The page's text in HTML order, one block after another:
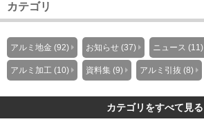
カテゴリ
アルミ地金 (92) お知らせ (37) ニュース (11)
アルミ加工 (10) 資料集 (9) アルミ引抜 (8)
カテゴリをすべて見る